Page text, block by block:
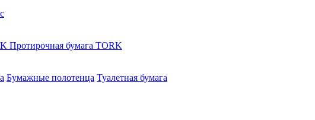
Протирочная бумага TORK
Бумажные полотенца Туалетная бумага